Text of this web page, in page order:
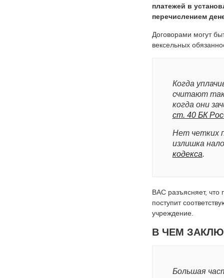
платежей в
перечислением
Договорами могут
вексельных
Когда
считают
когда они
ст. 40 БК
Нет четких
излишка
кодекса.
ВАС разъясняет, что
поступит
учреждение.
В ЧЕМ
Большая